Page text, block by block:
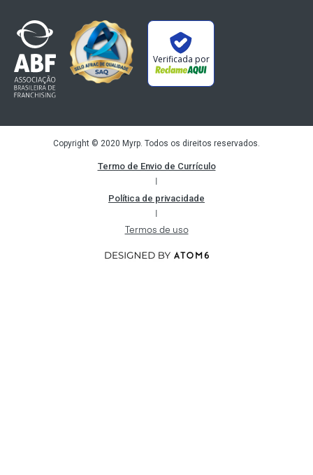
Verificada por
Copyright © 2020 Myrp. Todos os direitos reservados.
Termo de Envio de Currículo
Política de privacidade
Termos de uso